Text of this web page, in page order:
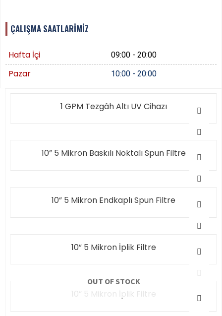
ÇALIŞMA SAATLARİMİZ
Hafta İçi 09:00 - 20:00
Pazar 10:00 - 20:00
1 GPM Tezgâh Altı UV Cihazı
10” 5 Mikron Baskılı Noktalı Spun Filtre
10” 5 Mikron Endkaplı Spun Filtre
10” 5 Mikron İplik Filtre
OUT OF STOCK
10” 5 Mikron İplik Filtre